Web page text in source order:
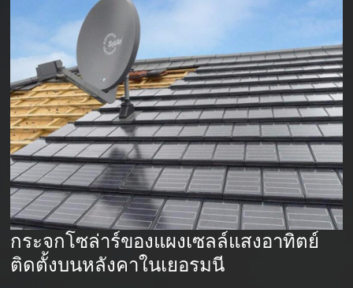
กระจกโซล่าร์ของแผงเซลล์แสงอาทิตย์
ติดตั้งบนหลังคาในเยอรมนี